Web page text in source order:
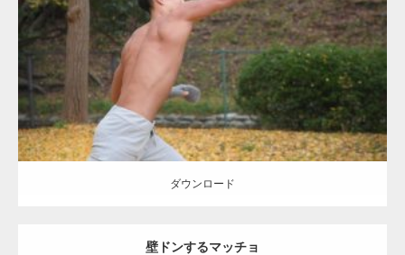
Category: 公園のマッチョ その他 AKIHITO(細マッチョ) 背中
ダウンロード
ダウンロード
壁ドンするマッチョ